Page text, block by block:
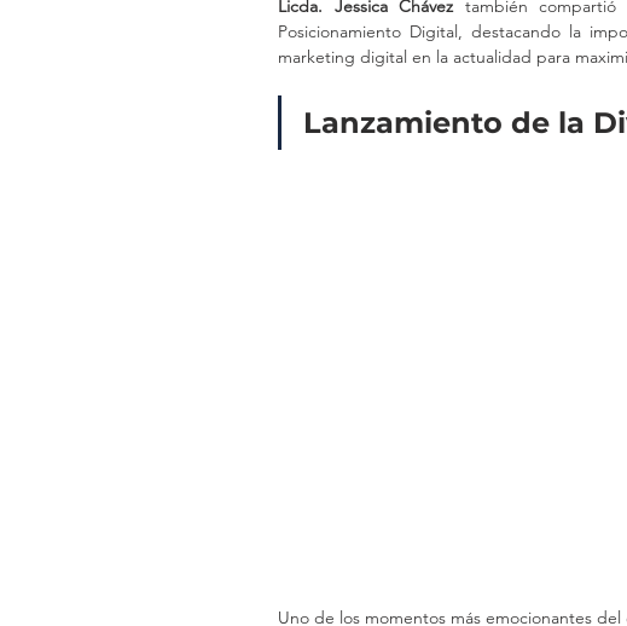
Licda. Jessica Chávez también
Posicionamiento Digital, destacando la
marketing digital en la actualidad para
Lanzamiento de la
Uno de los momentos más emocionantes